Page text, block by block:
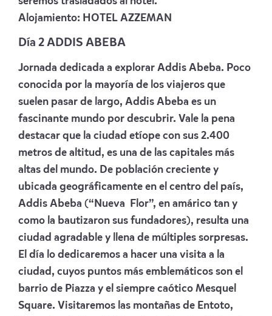
Alojamiento: HOTEL AZZEMAN
Día 2 ADDIS ABEBA
Jornada dedicada a explorar Addis Abeba. Poco
conocida por la mayoría de los viajeros que
suelen pasar de largo, Addis Abeba es un
fascinante mundo por descubrir. Vale la pena
destacar que la ciudad etíope con sus 2.400
metros de altitud, es una de las capitales más
altas del mundo. De población creciente y
ubicada geográficamente en el centro del país,
Addis Abeba (“Nueva Flor”, en amárico tan y
como la bautizaron sus fundadores), resulta una
ciudad agradable y llena de múltiples sorpresas.
El día lo dedicaremos a hacer una visita a la
ciudad, cuyos puntos más emblemáticos son el
barrio de Piazza y el siempre caótico Mesquel
Square. Visitaremos las montañas de Entoto,